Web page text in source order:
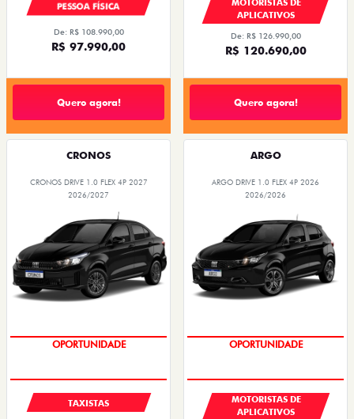
PESSOA FÍSICA
De: R$ 108.990,00
R$ 97.990,00
Quero agora!
MOTORISTAS DE
APLICATIVOS
De: R$ 126.990,00
R$ 120.690,00
Quero agora!
CRONOS
CRONOS DRIVE 1.0 FLEX 4P 2027
2026/2027
OPORTUNIDADE
TAXISTAS
ARGO
ARGO DRIVE 1.0 FLEX 4P 2026
2026/2026
OPORTUNIDADE
MOTORISTAS DE
APLICATIVOS